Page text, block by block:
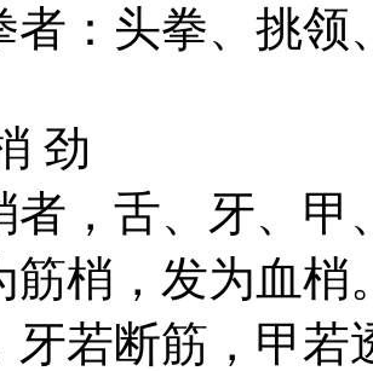
头拳、挑领
劲
舌、牙、甲
筋梢，发为血梢
牙若断筋，甲若